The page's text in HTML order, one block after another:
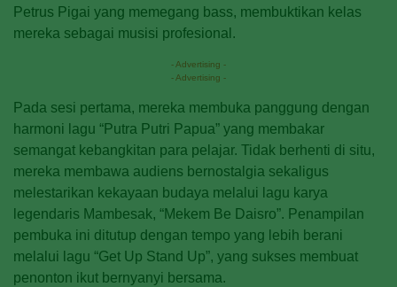
Petrus Pigai yang memegang bass, membuktikan kelas
mereka sebagai musisi profesional.
- Advertising -
- Advertising -
Pada sesi pertama, mereka membuka panggung dengan
harmoni lagu “Putra Putri Papua” yang membakar
semangat kebangkitan para pelajar. Tidak berhenti di situ,
mereka membawa audiens bernostalgia sekaligus
melestarikan kekayaan budaya melalui lagu karya
legendaris Mambesak, “Mekem Be Daisro”. Penampilan
pembuka ini ditutup dengan tempo yang lebih berani
melalui lagu “Get Up Stand Up”, yang sukses membuat
penonton ikut bernyanyi bersama.